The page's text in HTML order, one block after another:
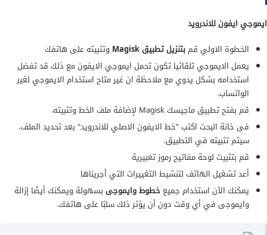
ايموجي ايفون للاندرويد
الخطوة الاولي قمبتنزيل تطبيق Magisk
وتثبيته على هاتفك
يعمل الايموجي تلقائيا تكون تحمل ايموجي الايفون مع ذلك قد تفضل
استخدامه بشكل يدوي مع ملاحظة ان غير متاح استخدام الايموجي لغير
الواتساب.
قم بفتح تطبيق ماجيسك Magisk لإضافة ملف الخط وتثبيته.
فى خانة البحث اكتب "خط الايفون الاصلي للاندرويد" بعد تحديد الملف،
سيتم تثبيته في التطبيق.
قم بتثبيت لوحة مفاتيح رموز تعبيرية
أعد تشغيل الهاتف لتنشيط التغييرات التي أجريناها
يمكنك الآن استخدام جميع خطوط وايموجى بسهولة ويمكنك أيضًا إزالة
وايموجى في أي وقت دون أن يؤثر ذلك سلبًا على هاتفك.